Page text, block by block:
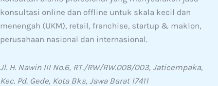
konsultasi online dan offline untuk skala kecil dan
menengah (UKM), retail, franchise, startup & maklon,
perusahaan nasional dan internasional.
Jl. H. Nawin III No.6, RT./RW/RW.008/003, Jaticempaka,
Kec. Pd. Gede, Kota Bks, Jawa Barat 17411